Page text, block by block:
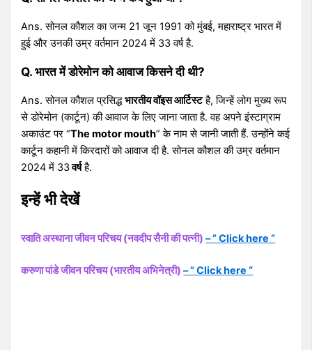
Ans. सोनल कौशल का जन्म 21 जून 1991 को मुंबई, महाराष्ट्र भारत में
हुई और उनकी उम्र वर्तमान 2024 में 33 वर्ष है.
Q. भारत में डोरेमोन को आवाज किसने दी थी?
Ans. सोनल कौशल प्रसिद्धभारतीय वॉइस आर्टिस्टहै, जिन्हें लोग मुख्य रूप
से डोरेमोन (कार्टून) की आवाज के लिए जाना जाता है. वह अपने इंस्टाग्राम
अकाउंट पर “The motor mouth” के नाम से जानी जाती हैं. उन्होंने कई
कार्टून कहानी में किरदारों को आवाज दी है. सोनल कौशल की उम्र वर्तमान
2024 में 33वर्षहै.
इन्हें भी देखें
स्वाति अस्थाना जीवन परिचय (नवदीप सैनी की पत्नी)– ” Click here “
करुणा पांडे जीवन परिचय (भारतीय अभिनेत्री)– ” Click here “